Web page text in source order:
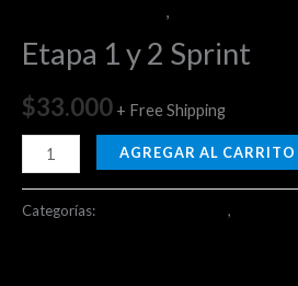
,
Etapa 1 y 2 Sprint
$33.000 + Free Shipping
cantidad
AGREGAR AL CARRITO
Categorías: ,